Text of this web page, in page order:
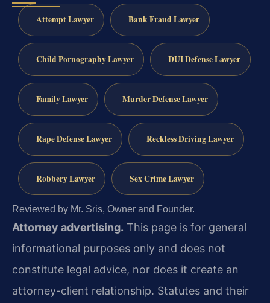
Attempt Lawyer Bank Fraud Lawyer
Child Pornography Lawyer DUI Defense Lawyer
Family Lawyer Murder Defense Lawyer
Rape Defense Lawyer Reckless Driving Lawyer
Robbery Lawyer Sex Crime Lawyer
Reviewed by Mr. Sris, Owner and Founder.
Attorney advertising. This page is for general
informational purposes only and does not
constitute legal advice, nor does it create an
attorney-client relationship. Statutes and their